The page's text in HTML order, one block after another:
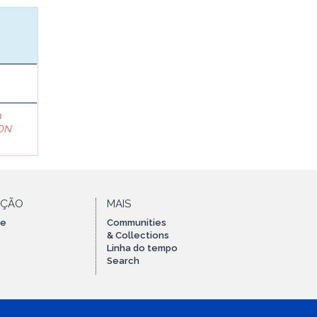
MAIS
Communities
& Collections
Linha do tempo
Search